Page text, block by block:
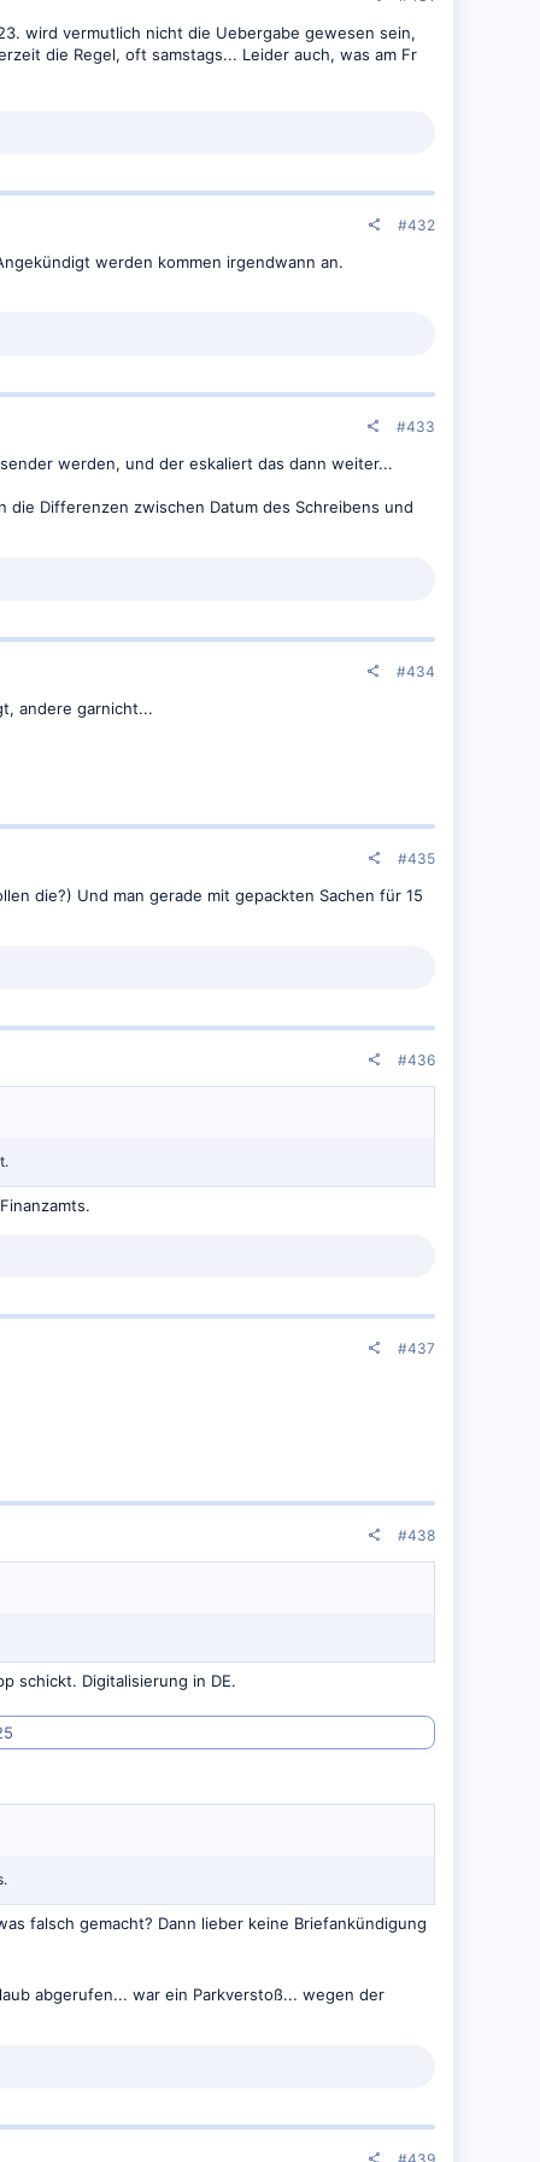
wird vermutlich nicht die Uebergabe gewesen sein,
die Regel, oft samstags... Leider auch, was am Fr
#432
werden kommen irgendwann an.
#433
werden, und der eskaliert das dann weiter...
die Differenzen zwischen Datum des Schreibens und
#434
andere garnicht...
#435
die?) Und man gerade mit gepackten Sachen für 15
#436
#437
#438
schickt. Digitalisierung in DE.
falsch gemacht? Dann lieber keine Briefankündigung
abgerufen... war ein Parkverstoß... wegen der